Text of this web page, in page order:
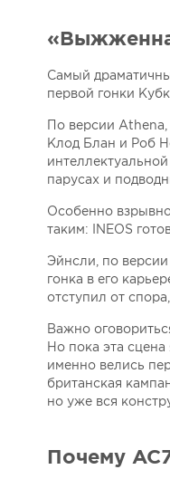
Самый
первой гонки
По версии
Клод Блан и Роб
парусах и
Особенно
таким: INEOS
Эйнсли, по
гонка в его
отступил от
Важно
Но пока эта
именно велись
британская
но уже вся
Почему